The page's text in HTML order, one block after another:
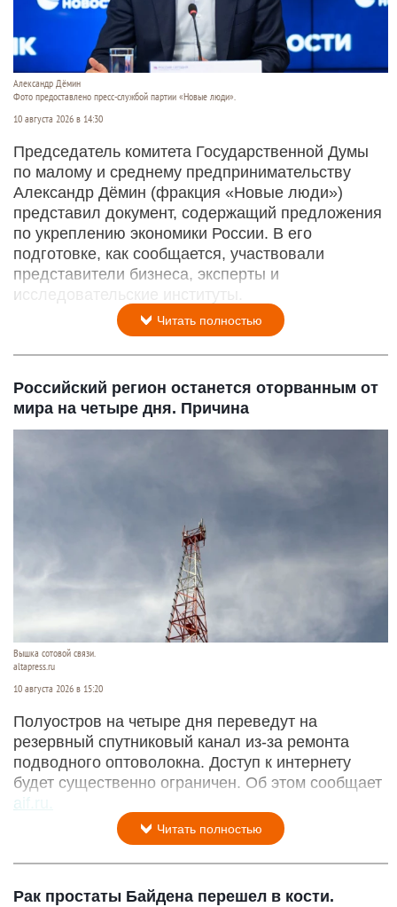
Александр Дёмин
Фото предоставлено пресс-службой партии «Новые люди».
10 августа 2026 в 14:30
Председатель комитета Государственной Думы
по малому и среднему предпринимательству
Александр Дёмин (фракция «Новые люди»)
представил документ, содержащий предложения
по укреплению экономики России. В его
подготовке, как сообщается, участвовали
представители бизнеса, эксперты и
исследовательские институты.
Читать полностью
Российский регион останется оторванным от
мира на четыре дня. Причина
Вышка сотовой связи.
altapress.ru
10 августа 2026 в 15:20
Полуостров на четыре дня переведут на
резервный спутниковый канал из-за ремонта
подводного оптоволокна. Доступ к интернету
будет существенно ограничен. Об этом сообщает
aif.ru.
Читать полностью
Рак простаты Байдена перешел в кости.